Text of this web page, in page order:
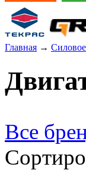
Главная →
Все